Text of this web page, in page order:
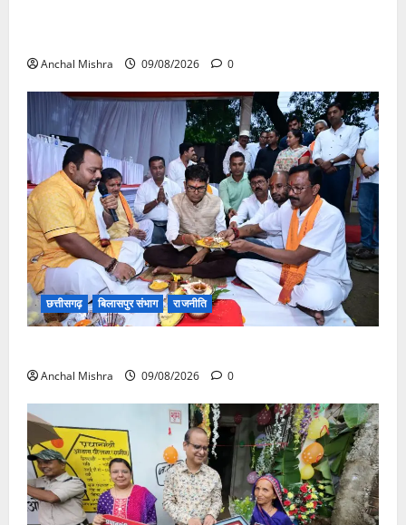
Anchal Mishra 09/08/2026 0
छत्तीसगढ़ बिलासपुर संभाग राजनीति
Anchal Mishra 09/08/2026 0